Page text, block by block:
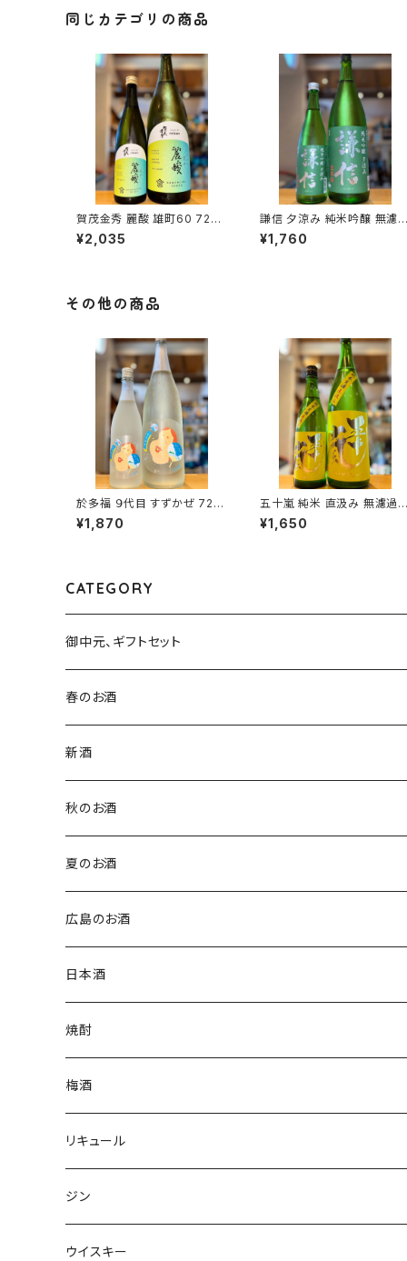
同じカテゴリの商品
賀茂金秀 麗酸 雄町60 720
ml１本（金光酒造・広島県東
広島市黒瀬町）
¥2,035
謙信 夕涼み 純米吟醸 無濾
生 720ml１本（池田屋酒造・
新潟県糸魚川市新鉄）
¥1,760
その他の商品
於多福 ９代目 すずかぜ 720
ml１本（柄酒造・広島県東広
島市安芸津町）
¥1,870
五十嵐 純米 直汲み 無濾過
原酒 720ml１本（五十嵐酒
造・埼玉県飯能市大字川寺）
¥1,650
CATEGORY
御中元、ギフトセット
春のお酒
新酒
秋のお酒
夏のお酒
広島のお酒
日本酒
焼酎
梅酒
リキュール
ジン
ウイスキー